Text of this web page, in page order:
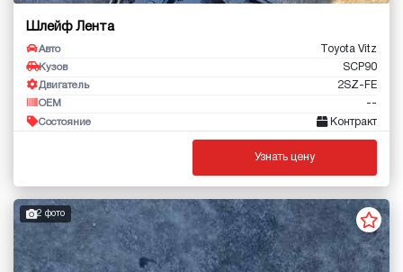
Шлейф Лента
Авто Toyota Vitz
Кузов SCP90
Двигатель 2SZ-FE
OEM --
Состояние Контракт
Узнать цену
2 фото